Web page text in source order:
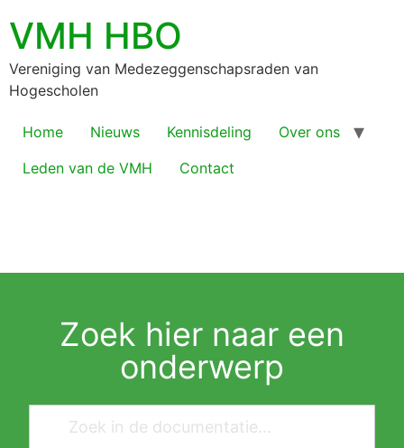
VMH HBO
Vereniging van Medezeggenschapsraden van
Hogescholen
Home Nieuws Kennisdeling
Over ons
Leden van de VMH
Contact
Zoek hier naar een
onderwerp